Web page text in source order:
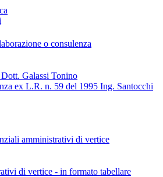
o consulenza
Galassi Tonino
ex L.R. n. 59 del 1995 Ing. Santocchi
amministrativi di vertice
di vertice - in formato tabellare